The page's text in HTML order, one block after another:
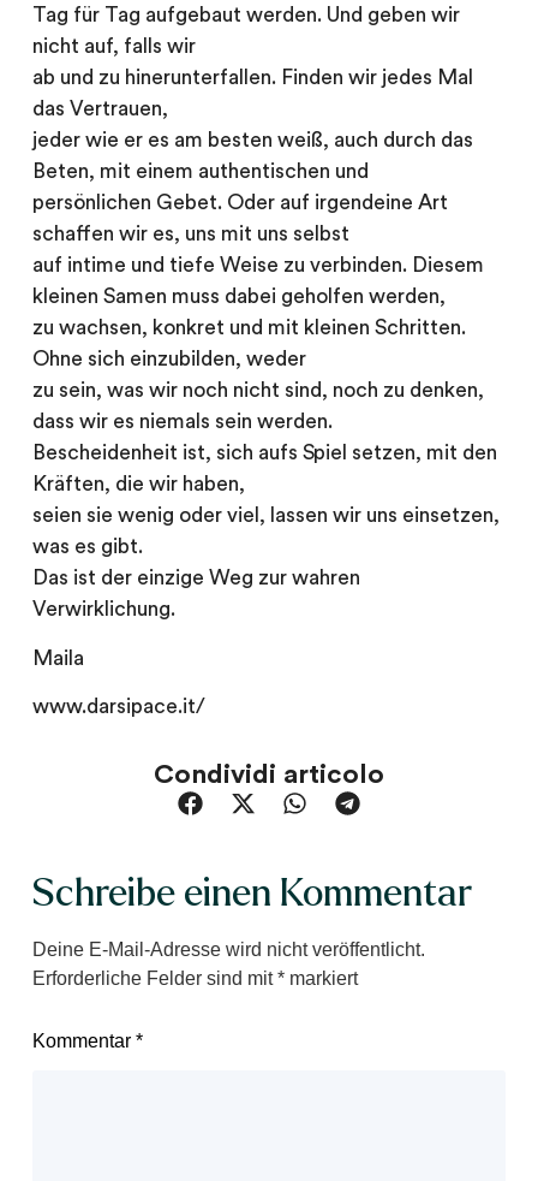
Tag für Tag aufgebaut werden. Und geben wir
nicht auf, falls wir
ab und zu hinerunterfallen. Finden wir jedes Mal
das Vertrauen,
jeder wie er es am besten weiß, auch durch das
Beten, mit einem authentischen und
persönlichen Gebet. Oder auf irgendeine Art
schaffen wir es, uns mit uns selbst
auf intime und tiefe Weise zu verbinden. Diesem
kleinen Samen muss dabei geholfen werden,
zu wachsen, konkret und mit kleinen Schritten.
Ohne sich einzubilden, weder
zu sein, was wir noch nicht sind, noch zu denken,
dass wir es niemals sein werden.
Bescheidenheit ist, sich aufs Spiel setzen, mit den
Kräften, die wir haben,
seien sie wenig oder viel, lassen wir uns einsetzen,
was es gibt.
Das ist der einzige Weg zur wahren
Verwirklichung.
Maila
www.darsipace.it/
Condividi articolo
Schreibe einen Kommentar
Deine E-Mail-Adresse wird nicht veröffentlicht.
Erforderliche Felder sind mit*markiert
Kommentar *